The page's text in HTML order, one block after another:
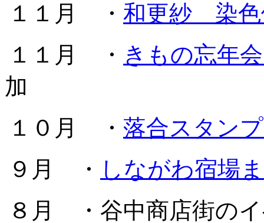
１１月 ・ 和更紗 染色
１１月 ・ きもの忘年
加
１０月 ・ 落合スタン
９月 ・ しながわ宿場
８月 ・谷中商店街の